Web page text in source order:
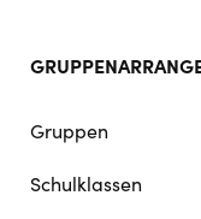
Gruppen
Schulklassen